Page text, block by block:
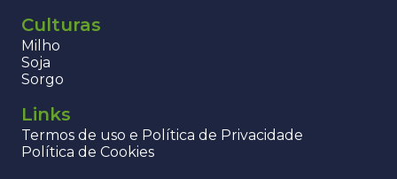
Culturas
Milho
Soja
Sorgo
Links
Termos de uso e Política de Privacidade
Política de Cookies